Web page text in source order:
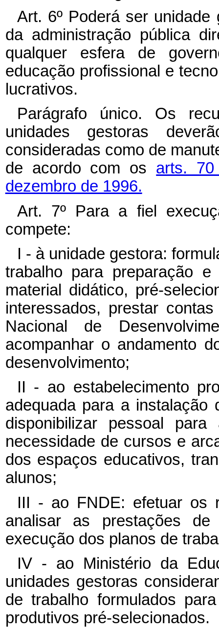
Art. 6º Poderá ser
da administração pública
qualquer esfera de
educação profissional e
lucrativos.
Parágrafo único. Os
unidades gestoras
consideradas como de
de acordo com os arts.
dezembro de 1996.
Art. 7º Para a fiel
compete:
I - à unidade gestora:
trabalho para preparação
material didático, pré-
interessados, prestar
Nacional de
acompanhar o andamento
desenvolvimento;
II - ao estabelecimento
adequada para a instalação
disponibilizar pessoal
necessidade de cursos e
dos espaços educativos,
alunos;
III - ao FNDE: efetuar os
analisar as prestações
execução dos planos de
IV - ao Ministério da
unidades gestoras
de trabalho formulados
produtivos pré-selecionados.